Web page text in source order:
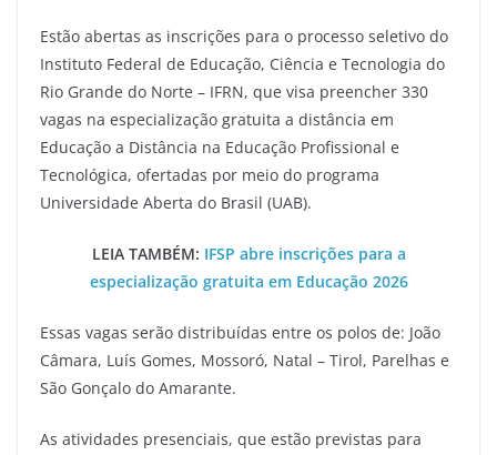
Estão abertas as inscrições para o processo seletivo do
Instituto Federal de Educação, Ciência e Tecnologia do
Rio Grande do Norte – IFRN, que visa preencher 330
vagas na especialização gratuita a distância em
Educação a Distância na Educação Profissional e
Tecnológica, ofertadas por meio do programa
Universidade Aberta do Brasil (UAB).
LEIA TAMBÉM: IFSP abre inscrições para a
especialização gratuita em Educação 2026
Essas vagas serão distribuídas entre os polos de: João
Câmara, Luís Gomes, Mossoró, Natal – Tirol, Parelhas e
São Gonçalo do Amarante.
As atividades presenciais, que estão previstas para